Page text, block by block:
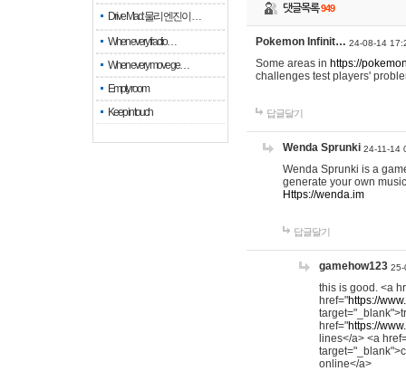
Drive Mad: 물리 엔진이 …
When every fractio…
When every move ge…
Empty room
Keep in touch
댓글목록949
Pokemon Infinit… 24-08-14
Some areas in https://
challenges test players'
답글달기
Wenda Sprunki 24-11-14
Wenda Sprunki is a
generate your own
Https://wenda.im
답글달기
gamehow123 25-
this is good. <a
href="https://
href="https://
lines</a> <a
online</a>